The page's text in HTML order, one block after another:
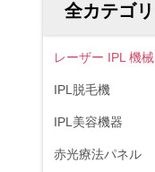
全カテゴ
レーザー IPL 機械
IPL脱毛機
IPL美容機器
赤光療法パネル